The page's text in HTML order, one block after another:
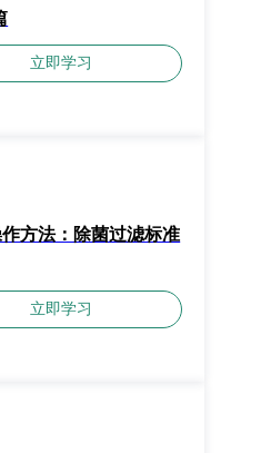
立即学习
方法：除菌过滤标准
立即学习